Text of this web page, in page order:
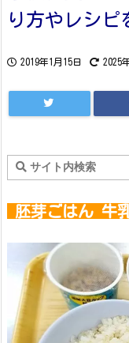
り方やレシピ
2019年1月15日 2025
胚芽ごはん 牛